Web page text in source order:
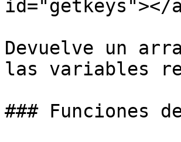
id="getkeys"></
Devuelve un
las variables
### Funciones de